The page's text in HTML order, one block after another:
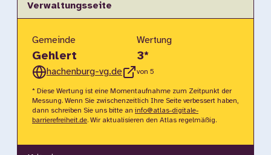
Verwaltungsseite
Gemeinde
Gehlert
hachenburg-vg.de
Wertung
3*
von 5
* Diese Wertung ist eine Momentaufnahme zum Zeitpunkt der
Messung. Wenn Sie zwischenzeitlich Ihre Seite verbessert haben,
dann schreiben Sie uns bitte an info@atlas-digitale-
barrierefreiheit.de. Wir aktualisieren den Atlas regelmäßig.